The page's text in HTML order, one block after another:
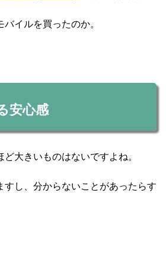
イルを買ったのか。
安心感
ど大きいものはないですよね。
すし、分からないことがあったらす